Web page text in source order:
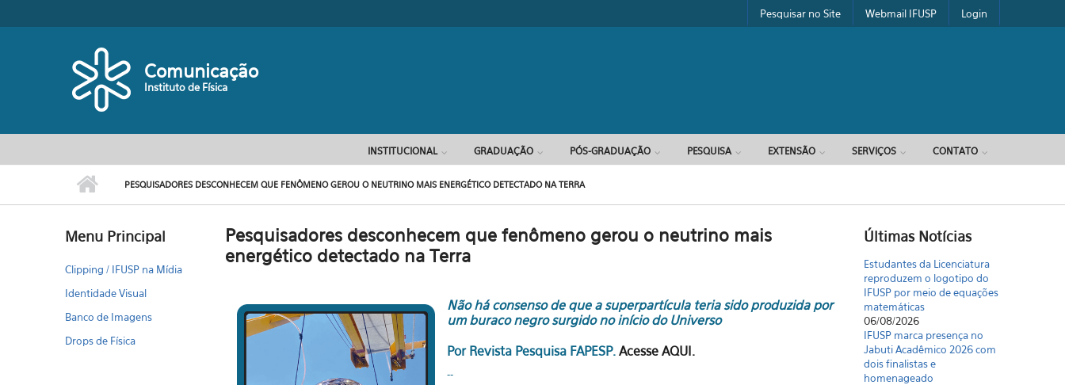
Pesquisar no Site Webmail IFUSP Login
Comunicação
Instituto de Física
INSTITUCIONAL GRADUAÇÃO PÓS-GRADUAÇÃO PESQUISA EXTENSÃO SERVIÇOS CONTATO
PESQUISADORES DESCONHECEM QUE FENÔMENO GEROU O NEUTRINO MAIS ENERGÉTICO DETECTADO NA TERRA
Menu Principal
Clipping / IFUSP na Mídia
Identidade Visual
Banco de Imagens
Drops de Física
Pesquisadores desconhecem que fenômeno gerou o neutrino mais
energético detectado na Terra
Não há consenso de que a superpartícula teria sido produzida por
um buraco negro surgido no início do Universo
Por Revista Pesquisa FAPESP. Acesse AQUI.
--
Últimas Notícias
Estudantes da Licenciatura
reproduzem o logotipo do
IFUSP por meio de equações
matemáticas
06/08/2026
IFUSP marca presença no
Jabuti Acadêmico 2026 com
dois finalistas e
homenageado